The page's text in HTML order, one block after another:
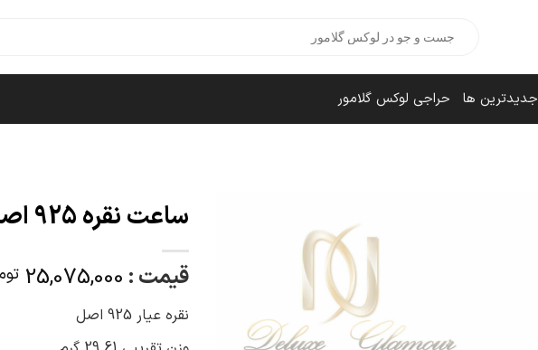
search
جدیدترین ها حراجی لوکس گلامور
ساعت نقره 925 اصل زنانه طرح فلاور sh-n377
قیمت : 25,075,000
نقره عیار 925 اصل